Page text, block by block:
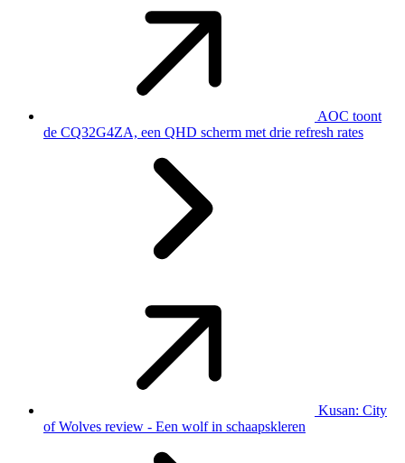
AOC toont
de CQ32G4ZA, een QHD scherm met drie refresh rates
Kusan: City
of Wolves review - Een wolf in schaapskleren